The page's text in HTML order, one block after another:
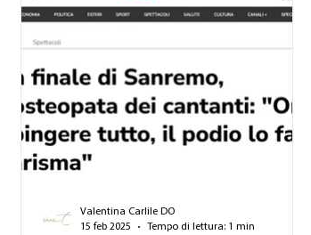
Valentina Carlile DO
15 feb 2025
Tempo di lettura: 1 min